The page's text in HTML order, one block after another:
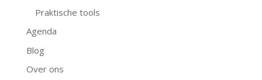
Praktische tools
Agenda
Blog
Over ons